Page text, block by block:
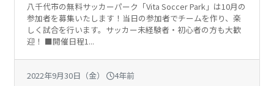
八千代市の無料サッカーパーク「Vita Soccer Park」は10月の
参加者を募集いたします！当日の参加者でチームを作り、楽
しく試合を行います。サッカー未経験者・初心者の方も大歓
迎！ ■開催日程1...
2022年9月30日（金） 4年前